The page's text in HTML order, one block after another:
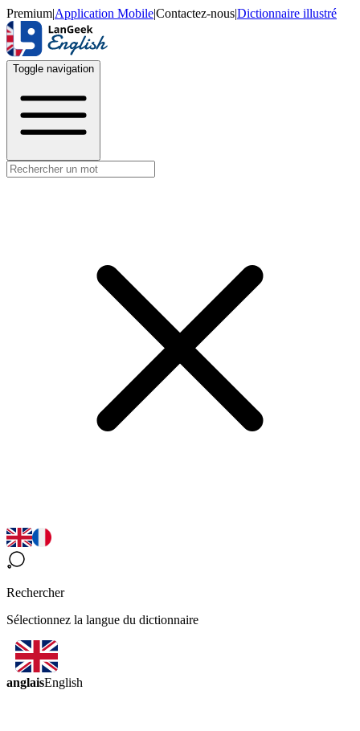
Premium|Application Mobile|Contactez-nous|Dictionnaire illustré
Toggle navigation
Rechercher
Sélectionnez la langue du dictionnaire
anglaisEnglish